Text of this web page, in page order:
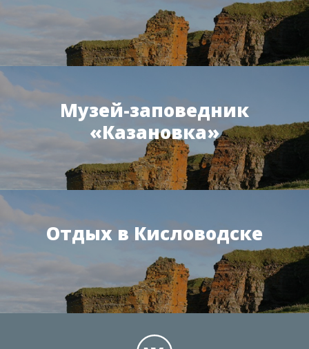
Музей-заповедник
«Казановка»
Отдых в Кисловодске